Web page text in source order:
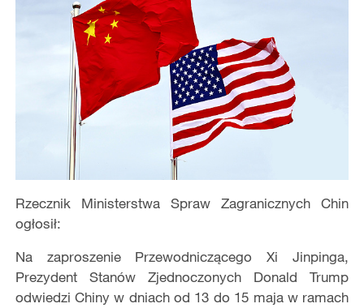
Rzecznik Ministerstwa Spraw Zagranicznych Chin
ogłosił:
Na zaproszenie Przewodniczącego Xi Jinpinga,
Prezydent Stanów Zjednoczonych Donald Trump
odwiedzi Chiny w dniach od 13 do 15 maja w ramach